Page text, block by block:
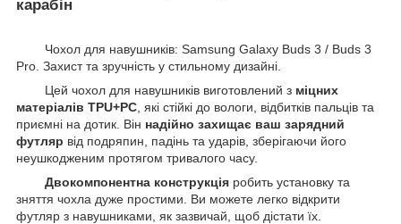
карабін
Чохол для навушників: Samsung Galaxy Buds 3 / Buds 3
Pro. Захист та зручність у стильному дизайні.
Цей чохол для навушників виготовлений з міцних
матеріалів TPU+PC , які стійкі до вологи, відбитків пальців та
приємні на дотик. Він надійно захищає ваш зарядний
футляр від подряпин, падінь та ударів, зберігаючи його
неушкодженим протягом тривалого часу.
Двокомпонентна конструкція робить установку та
зняття чохла дуже простими. Ви можете легко відкрити
футляр з навушниками, як зазвичай, щоб дістати їх.